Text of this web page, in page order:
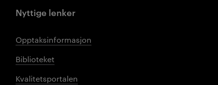
Nyttige lenker
Opptaksinformasjon
Biblioteket
Kvalitetsportalen